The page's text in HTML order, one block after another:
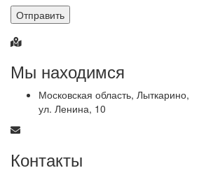
Отправить
Мы находимся
Московская область, Лыткарино,
ул. Ленина, 10
Контакты